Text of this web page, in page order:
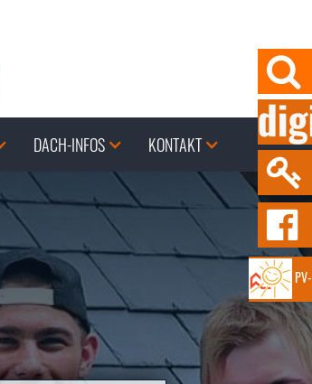



DACH-INFOS KONTAKT